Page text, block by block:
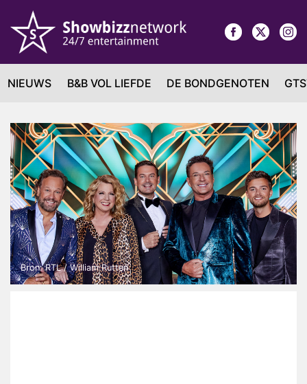
NIEUWS B&B VOL LIEFDE DE BONDGENOTEN
Bron: RTL / William Rutten